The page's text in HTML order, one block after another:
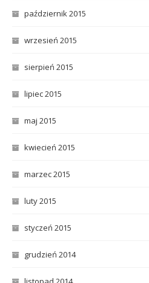
październik 2015
wrzesień 2015
sierpień 2015
lipiec 2015
maj 2015
kwiecień 2015
marzec 2015
luty 2015
styczeń 2015
grudzień 2014